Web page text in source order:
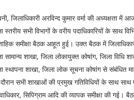
जिलाधिकारी अरविन्द कुमार वर्मा की अध्यक्षता में
स्तरीय सभी विभागों के वरीय पदाधिकारियों के साथ
समीक्षा बैठक आहूत हुई। उक्त बैठक में
सामान्य शाखा, जिला लोकायुक्त कोषांग, जिला विधि
स्थापना शाखा, जिला लोक सूचना कोषांग से संबंधित
सभी शाखाओं की प्रमुख गतिविधियों के साथ साथ
सिपिग्राम आदि की व्यापक समीक्षा की गई।